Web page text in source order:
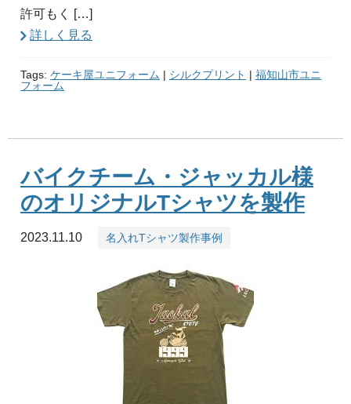
許可もく […]
詳しく見る
Tags: ケーキ屋ユニフォーム | シルクプリント | 福知山市ユニ
フォーム
バイクチーム・ジャッカル様
のオリジナルTシャツを製作
2023.11.10 名入れTシャツ製作事例